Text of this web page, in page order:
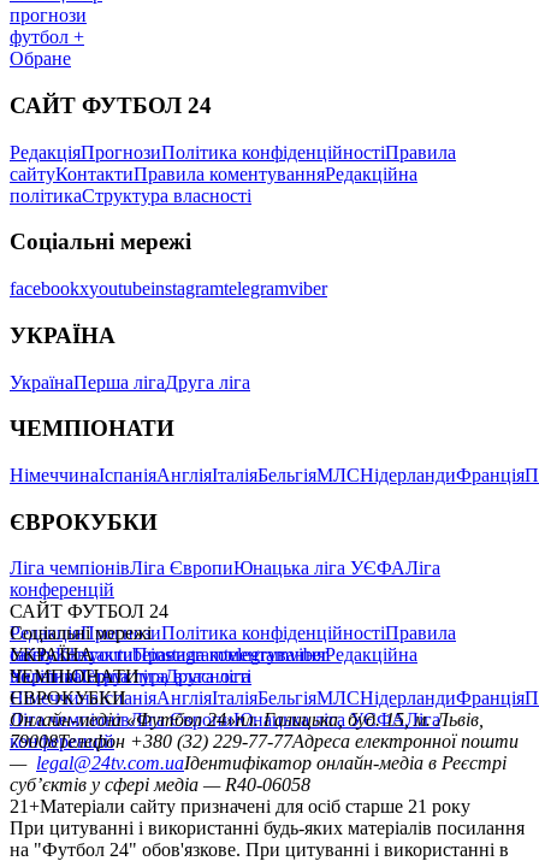
прогнози
футбол +
Обране
САЙТ ФУТБОЛ 24
РедакціяПрогнозиПолітика конфіденційностіПравила
сайтуКонтактиПравила коментуванняРедакційна
політикаСтруктура власності
Соціальні мережі
facebookxyoutubeinstagramtelegramviber
УКРАЇНА
УкраїнаПерша лігаДруга ліга
ЧЕМПІОНАТИ
НімеччинаІспаніяАнгліяІталіяБельгіяМЛСНідерландиФранція
ЄВРОКУБКИ
Ліга чемпіонівЛіга ЄвропиЮнацька ліга УЄФАЛіга
конференцій
САЙТ ФУТБОЛ 24
РедакціяПрогнозиПолітика конфіденційностіПравила
сайтуКонтактиПравила коментуванняРедакційна
політикаСтруктура власності
Соціальні мережі
facebookxyoutubeinstagramtelegramviber
УКРАЇНА
УкраїнаПерша лігаДруга ліга
ЧЕМПІОНАТИ
НімеччинаІспаніяАнгліяІталіяБельгіяМЛСНідерландиФранція
ЄВРОКУБКИ
Ліга чемпіонівЛіга ЄвропиЮнацька ліга УЄФАЛіга
конференцій
Онлайн-медіа «Футбол 24»пл. Галицька, буд. 15, м. Львів,
79008Телефон +380 (32) 229-77-77Адреса електронної пошти
— legal@24tv.com.uaІдентифікатор онлайн-медіа в Реєстрі
суб’єктів у сфері медіа — R40-06058
21+Матеріали сайту призначені для осіб старше 21 року
При цитуванні і використанні будь-яких матеріалів посилання
на "Футбол 24" обов'язкове. При цитуванні і використанні в